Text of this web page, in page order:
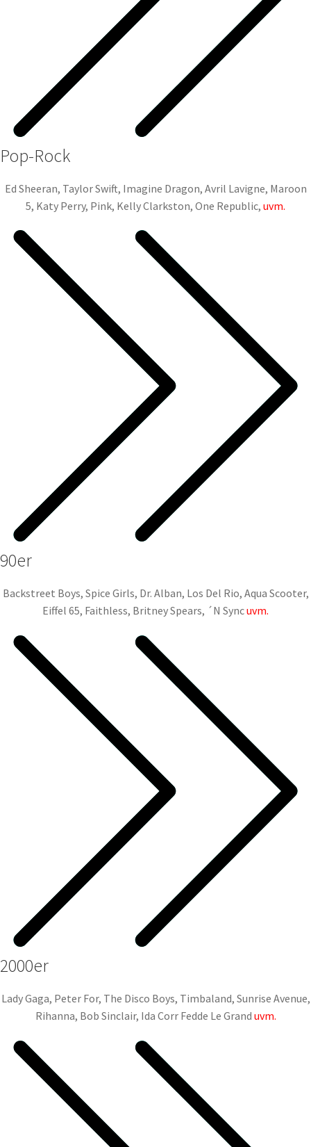
Pop-Rock
Ed Sheeran, Taylor Swift, Imagine Dragon, Avril Lavigne, Maroon
5, Katy Perry, Pink, Kelly Clarkston, One Republic, uvm.
90er
Backstreet Boys, Spice Girls, Dr. Alban, Los Del Rio, Aqua Scooter,
Eiffel 65, Faithless, Britney Spears, ´N Syncuvm.
2000er
Lady Gaga, Peter For, The Disco Boys, Timbaland, Sunrise Avenue,
Rihanna, Bob Sinclair, Ida Corr Fedde Le Grand uvm.